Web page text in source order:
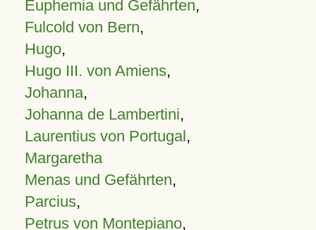
Euphemia und Gefährten,
Fulcold von Bern,
Hugo,
Hugo III. von Amiens,
Johanna,
Johanna de Lambertini,
Laurentius von Portugal,
Margaretha
Menas und Gefährten,
Parcius,
Petrus von Montepiano,